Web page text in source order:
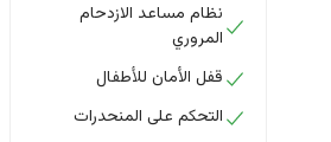
نظام مساعد الازدحام
المروري
قفل الأمان للأطفال
التحكم على المنحدرات